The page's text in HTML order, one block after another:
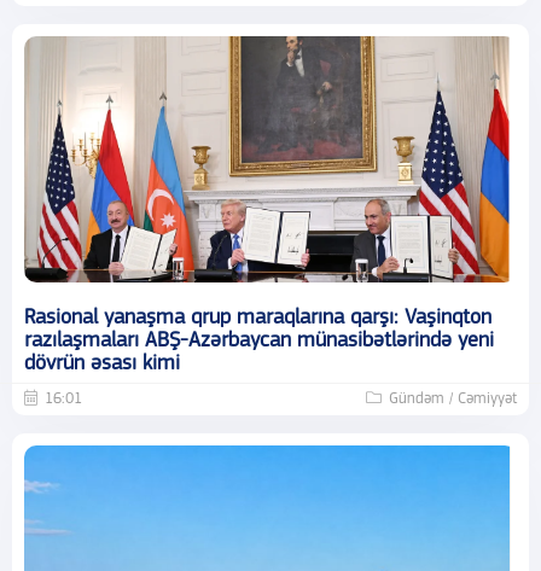
Rasional yanaşma qrup maraqlarına qarşı: Vaşinqton
razılaşmaları ABŞ-Azərbaycan münasibətlərində yeni
dövrün əsası kimi
16:01 Gündəm / Cəmiyyət